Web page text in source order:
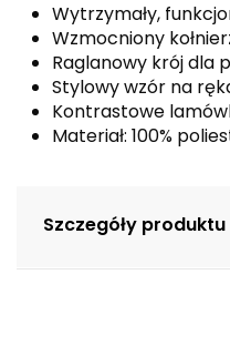
Wytrzymały,
Wzmocniony
Raglanowy krój dla
Stylowy wzór na
Kontrastowe
Materiał: 100%
Szczegóły produktu